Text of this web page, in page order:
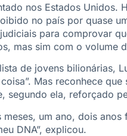
nos Estados Unidos.
no país por quase
para comprovar
mas sim com o volume
de jovens bilionárias,
Mas reconhece
segundo ela, reforçado
um ano, dois
DNA”, explicou.